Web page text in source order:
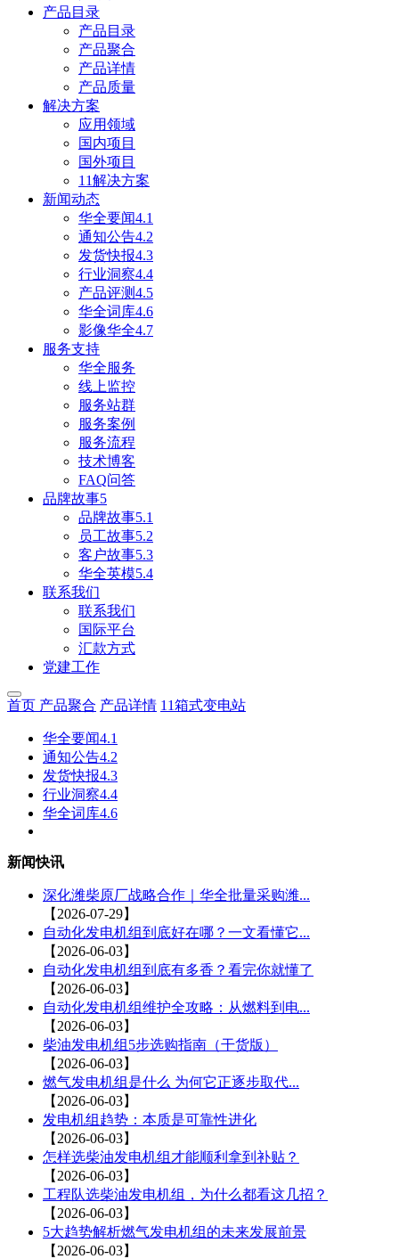
产品目录
产品目录
产品聚合
产品详情
产品质量
解决方案
应用领域
国内项目
国外项目
11解决方案
新闻动态
华全要闻4.1
通知公告4.2
发货快报4.3
行业洞察4.4
产品评测4.5
华全词库4.6
影像华全4.7
服务支持
华全服务
线上监控
服务站群
服务案例
服务流程
技术博客
FAQ问答
品牌故事5
品牌故事5.1
员工故事5.2
客户故事5.3
华全英模5.4
联系我们
联系我们
国际平台
汇款方式
党建工作
首页 产品聚合 产品详情 11箱式变电站
华全要闻4.1
通知公告4.2
发货快报4.3
行业洞察4.4
华全词库4.6
新闻快讯
深化潍柴原厂战略合作｜华全批量采购潍...
【2026-07-29】
自动化发电机组到底好在哪？一文看懂它...
【2026-06-03】
自动化发电机组到底有多香？看完你就懂了
【2026-06-03】
自动化发电机组维护全攻略：从燃料到电...
【2026-06-03】
柴油发电机组5步选购指南（干货版）
【2026-06-03】
燃气发电机组是什么 为何它正逐步取代...
【2026-06-03】
发电机组趋势：本质是可靠性进化
【2026-06-03】
怎样选柴油发电机组才能顺利拿到补贴？
【2026-06-03】
工程队选柴油发电机组，为什么都看这几招？
【2026-06-03】
5大趋势解析燃气发电机组的未来发展前景
【2026-06-03】